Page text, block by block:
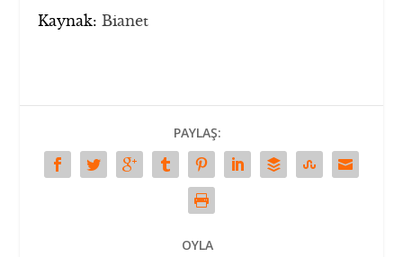
Kaynak: Bianet
PAYLAŞ:
OYLA